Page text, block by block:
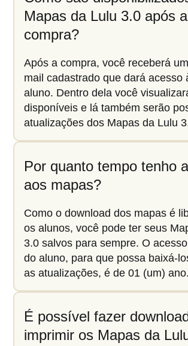
Mapas da Lulu 3.0 após a
compra?
Após a compra, você receberá
mail cadastrado que dará acesso
aluno. Dentro dela você
disponíveis e lá também serão
atualizações dos Mapas da Lulu
Por quanto tempo tenho
aos mapas?
Como o download dos mapas é
os alunos, você pode ter seus
3.0 salvos para sempre. O
do aluno, para que possa baixá-
as atualizações, é de 01 (um) ano.
É possível fazer
imprimir os Mapas da